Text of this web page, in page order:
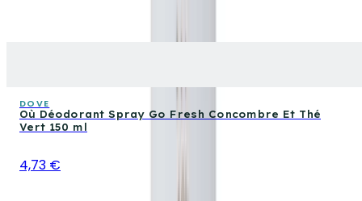
DOVE
Où Déodorant Spray Go Fresh Concombre Et Thé
Vert 150 ml
4,73 €